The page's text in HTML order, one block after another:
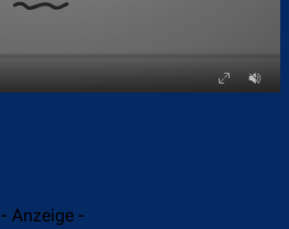
- Anzeige -